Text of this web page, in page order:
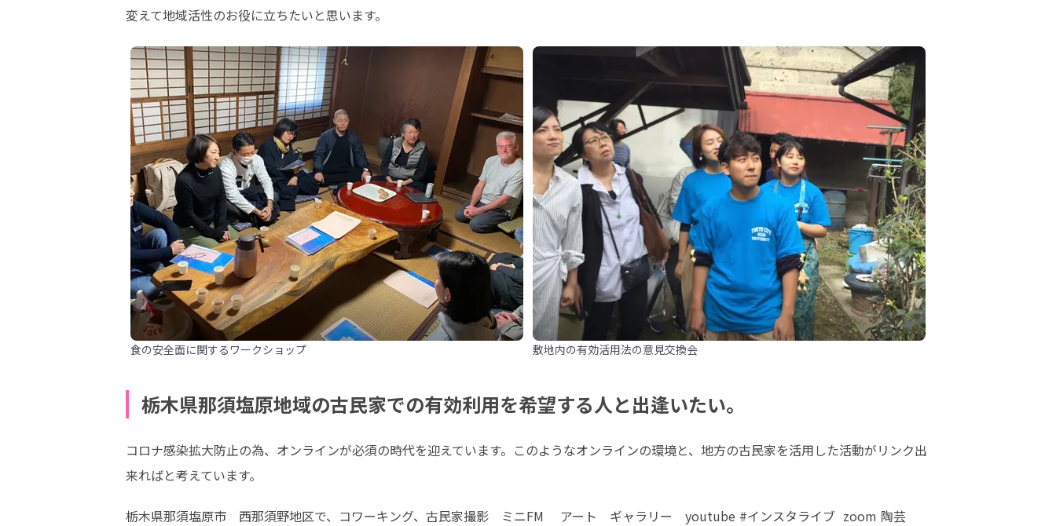
変えて地域活性のお役に立ちたいと思います。
食の安全面に関するワークショップ 敷地内の有効活用法の意見交換会
栃木県那須塩原地域の古民家での有効利用を希望する人と出逢いたい。
コロナ感染拡大防止の為、オンラインが必須の時代を迎えています。このようなオンラインの環境と、地方の古民家を活用した活動がリンク出
来ればと考えています。
栃木県那須塩原市　西那須野地区で、コワーキング、古民家撮影　ミニFM 　アート　ギャラリー　youtube #インスタライブ  zoom 陶芸